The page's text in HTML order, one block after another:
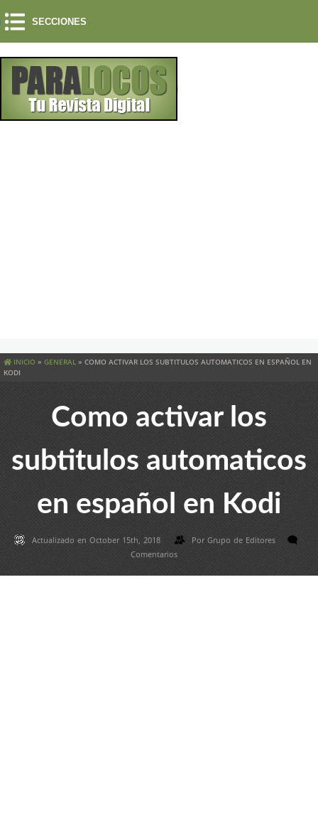
SECCIONES
INICIO » GENERAL » COMO ACTIVAR LOS SUBTITULOS AUTOMATICOS EN ESPAÑOL EN
KODI
Como activar los
subtitulos automaticos
en español en Kodi
Actualizado en October 15th, 2018 PorGrupo de Editores
Comentarios